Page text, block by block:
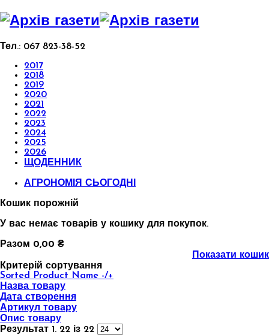
Тел.: 067 823-38-52
2017
2018
2019
2020
2021
2022
2023
2024
2025
2026
ЩОДЕННИК
АГРОНОМІЯ СЬОГОДНІ
Кошик порожній
У вас немає товарів у кошику для покупок.
Разом 0,00 ₴
Показати кошик
Критерій сортування
Sorted Product Name -/+
Назва товару
Дата створення
Артикул товару
Опис товару
Результат 1. 22 із 22